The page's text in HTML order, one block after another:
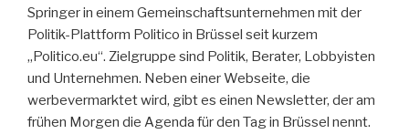
Springer in einem Gemeinschaftsunternehmen mit der
Politik-Plattform Politico in Brüssel seit kurzem
„Politico.eu“. Zielgruppe sind Politik, Berater, Lobbyisten
und Unternehmen. Neben einer Webseite, die
werbevermarktet wird, gibt es einen Newsletter, der am
frühen Morgen die Agenda für den Tag in Brüssel nennt.